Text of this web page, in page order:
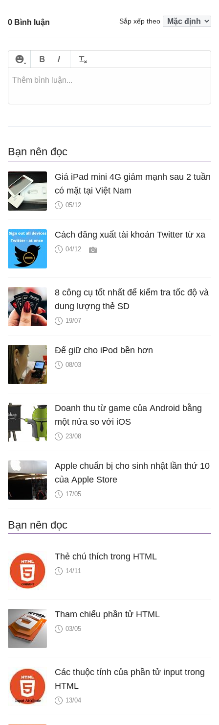
0 Bình luận Sắp xếp theo
Bạn nên đọc
Giá iPad mini 4G giảm mạnh sau 2 tuần
có mặt tại Việt Nam
05/12
Cách đăng xuất tài khoản Twitter từ xa
04/12
8 công cụ tốt nhất để kiểm tra tốc độ và
dung lượng thẻ SD
19/07
Để giữ cho iPod bền hơn
08/03
Doanh thu từ game của Android bằng
một nửa so với iOS
23/08
Apple chuẩn bị cho sinh nhật lần thứ 10
của Apple Store
17/05
Bạn nên đọc
Thẻ chú thích trong HTML
14/11
Tham chiếu phần tử HTML
03/05
Các thuộc tính của phần tử input trong
HTML
13/04